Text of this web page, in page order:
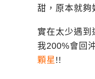
甜，原本就夠
實在太少遇到
我200%會回
顆星 !!